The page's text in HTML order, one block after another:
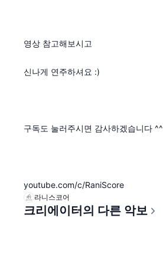
영상 참고해보시고
신나게 연주하셔요 :)
구독도 눌러주시면 감사하겠습니다 ^^
youtube.com/c/RaniScore
라니스코어
크리에이터의 다른 악보